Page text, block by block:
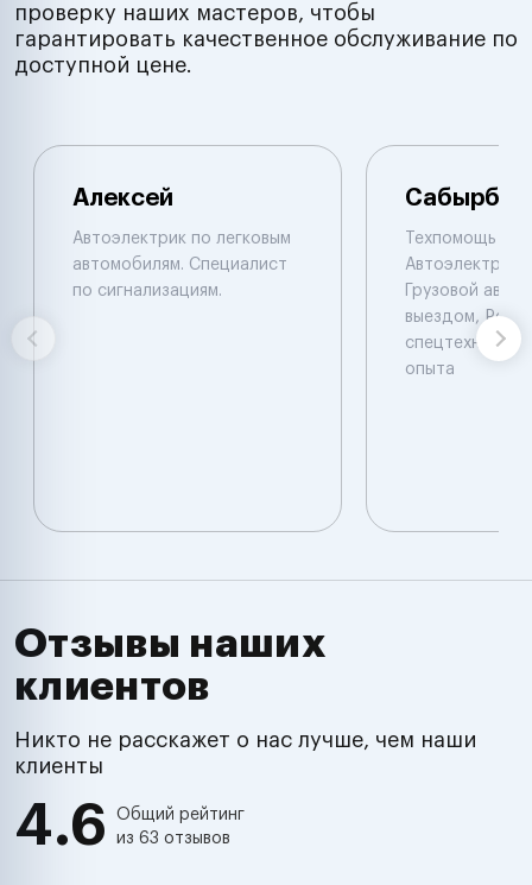
проверку наших мастеров, чтобы
гарантировать качественное обслуживание по
доступной цене.
Алексей
Автоэлектрик по легковым
автомобилям. Специалист
по сигнализациям.
Сабырбек
Техпомощь на
Автоэлектрик
Грузовой
выездом,
спецтехники
опыта
Отзывы наших
клиентов
Никто не расскажет о нас лучше, чем наши
клиенты
4.6
Общий рейтинг
из 63 отзывов